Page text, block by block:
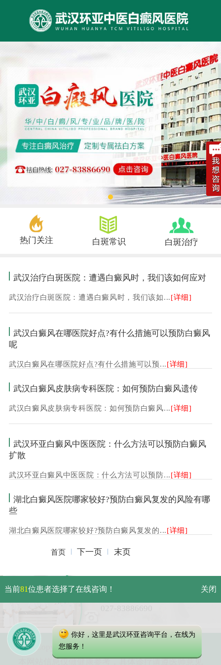
热门关注 白斑常识 白斑治疗
武汉治疗白斑医院：遭遇白癜风时，我们该如何应对
武汉治疗白斑医院：遭遇白癜风时，我们该如...[详细]
武汉白癜风在哪医院好点?有什么措施可以预防白癜风
呢
武汉白癜风在哪医院好点?有什么措施可以预...[详细]
武汉白癜风皮肤病专科医院：如何预防白癜风遗传
武汉白癜风皮肤病专科医院：如何预防白癜风...[详细]
武汉环亚白癜风中医医院：什么方法可以预防白癜风
扩散
武汉环亚白癜风中医医院：什么方法可以预防...[详细]
湖北白癜风医院哪家较好?预防白癜风复发的风险有哪
些
湖北白癜风医院哪家较好?预防白癜风复发的...[详细]
首页 下一页 末页
武汉市硚口区解放大道479号
Copyright 2025 武汉环亚中医白癜风医院
本网站信息仅做健康参考，具体诊疗请遵医师意见
当前81位患者选择了在线咨询！ 关闭
你好，这里是武汉环亚咨询平台，在线为
您服务！